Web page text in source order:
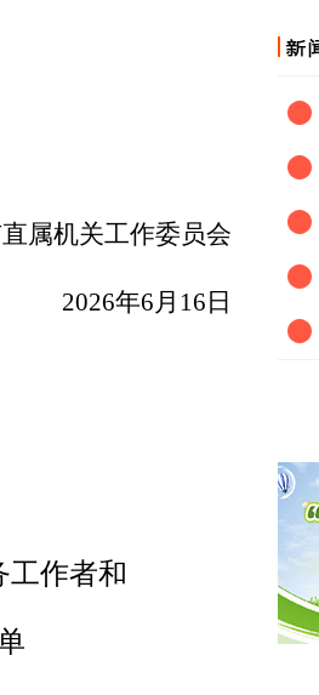
属机关工作委员会
年6月 16 日
工作者和